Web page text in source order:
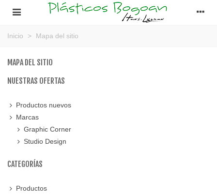
Inicio > Mapa del sitio
MAPA DEL SITIO
NUESTRAS OFERTAS
Productos nuevos
Marcas
Graphic Corner
Studio Design
CATEGORÍAS
Productos